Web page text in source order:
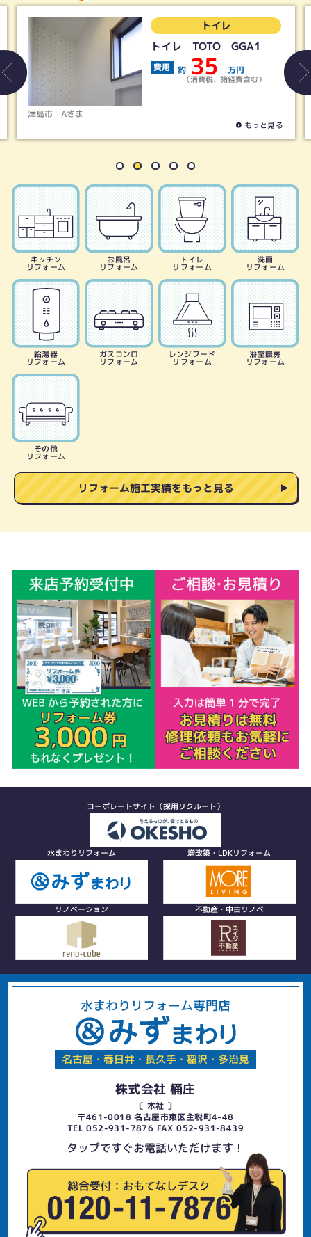
Aさま
トイレ TOTO GGA1
費用 約 35 万円
（消費税、諸経費含む）
もっと見る
キッチン
リフォーム
お風呂
リフォーム
トイレ
リフォーム
洗面
リフォーム
給湯器
リフォーム
ガスコンロ
リフォーム
レンジフード
リフォーム
浴室暖房
リフォーム
その他
リフォーム
リフォーム施工実績をもっと見る
コーポレートサイト（採用リクルート）
水まわりリフォーム 増改築・LDKリフォーム
リノベーション 不動産・中古リノベ
水まわりリフォーム専門店
名古屋・春日井・長久手・稲沢・多治見
株式会社 桶庄
〔 本社 〕
〒461-0018 名古屋市東区主税町4-48
TEL 052-931-7876 FAX 052-931-8439
タップですぐお電話いただけます！